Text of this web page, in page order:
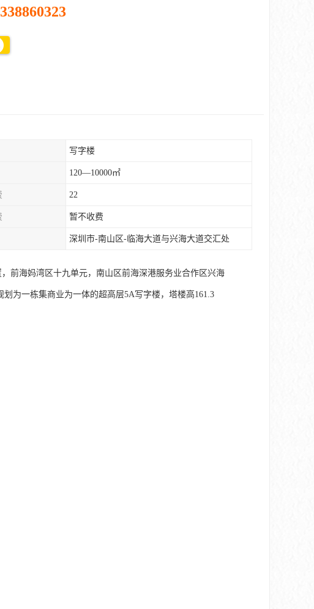
写字楼
120—10000㎡
22
暂不收费
深圳市-南山区-临海大道与兴海大道交汇处
前海妈湾区十九单元，南山区前海深港服务业合作区兴海
为一栋集商业为一体的超高层5A写字楼，塔楼高161.3